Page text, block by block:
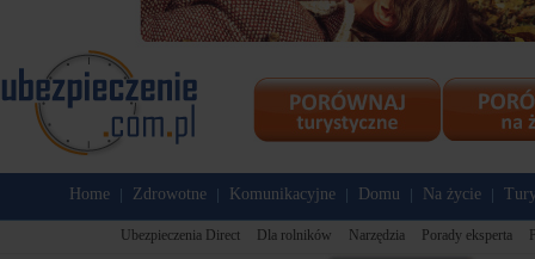
Home Zdrowotne Komunikacyjne Domu Na życie
Ubezpieczenia Direct Dla rolników Narzędzia Porady eksperta